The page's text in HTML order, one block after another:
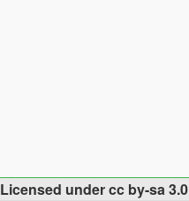
Licensed under cc by-sa 3.0